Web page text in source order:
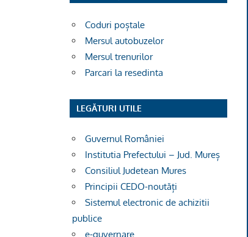
Coduri poștale
Mersul autobuzelor
Mersul trenurilor
Parcari la resedinta
LEGĂTURI UTILE
Guvernul României
Institutia Prefectului – Jud. Mureș
Consiliul Judetean Mures
Principii CEDO-noutăți
Sistemul electronic de achizitii
publice
e-guvernare